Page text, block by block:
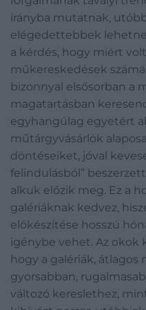
irányba mutatnak,
elégedettebbek
a kérdés, hogy miért
műkereskedések
bizonnyal elsősorban a
magatartásban
egyhangúlag egyetért
műtárgyvásárlók
döntéseiket, jóval
felindulásból”
alkuk előzik meg. Ez a
galériáknak kedvez,
előkészítése hosszú
igénybe vehet. Az okok
hogy a galériák,
gyorsabban,
változó kereslethez,